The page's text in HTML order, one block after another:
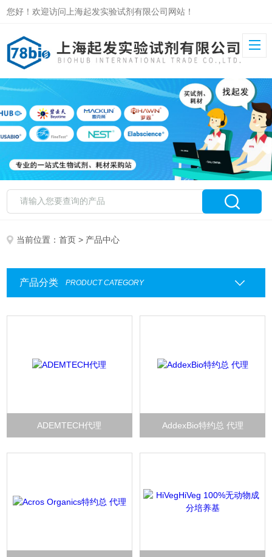
您好！欢迎访问上海起发实验试剂有限公司网站！
当前位置：首页 > 产品中心
产品分类 PRODUCT CATEGORY
ADEMTECH代理 AddexBio特约总 代理